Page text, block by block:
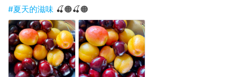
#夏天的滋味 🍒🟠🍒🟠